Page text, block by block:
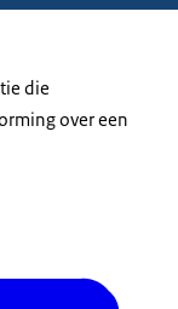
die
over een